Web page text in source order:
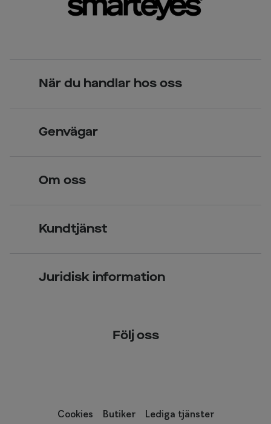
När du handlar hos oss
Över 70 butiker
Genvägar
Kontaktlinser
Om oss
Kundtjänst
Juridisk information
Följ oss
Cookies Butiker Lediga tjänster